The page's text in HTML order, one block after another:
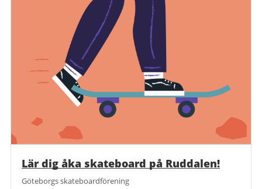
Lär dig åka skateboard på Ruddalen!
Göteborgs skateboardförening